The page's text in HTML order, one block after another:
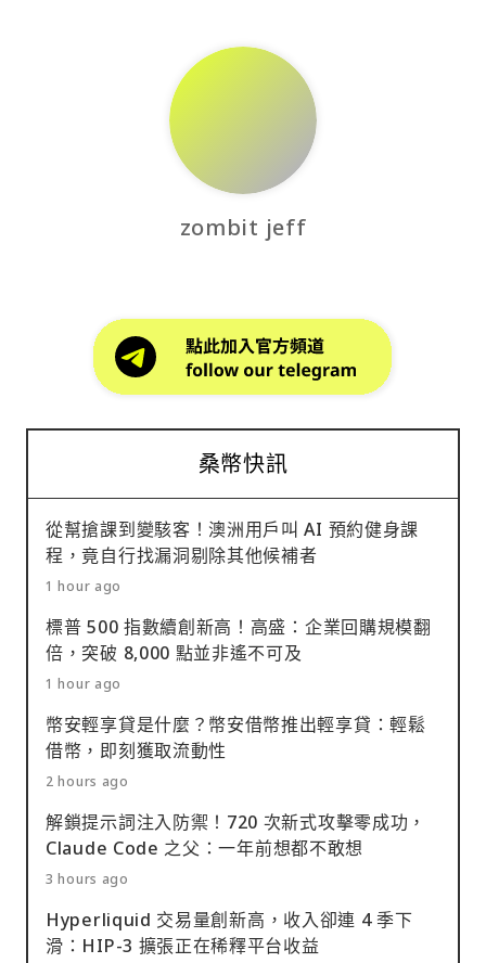
zombit jeff
桑幣快訊
從幫搶課到變駭客！澳洲用戶叫 AI 預約健身課
程，竟自行找漏洞剔除其他候補者
1 hour ago
標普 500 指數續創新高！高盛：企業回購規模翻
倍，突破 8,000 點並非遙不可及
1 hour ago
幣安輕享貸是什麼？幣安借幣推出輕享貸：輕鬆
借幣，即刻獲取流動性
2 hours ago
解鎖提示詞注入防禦！720 次新式攻擊零成功，
Claude Code 之父：一年前想都不敢想
3 hours ago
Hyperliquid 交易量創新高，收入卻連 4 季下
滑：HIP-3 擴張正在稀釋平台收益